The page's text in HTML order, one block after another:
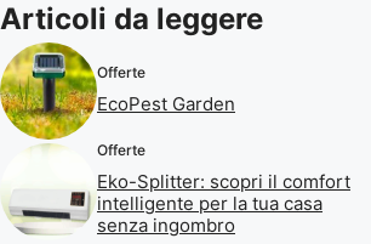
Articoli da leggere
Offerte
EcoPest Garden
Offerte
Eko-Splitter: scopri il comfort
intelligente per la tua casa
senza ingombro